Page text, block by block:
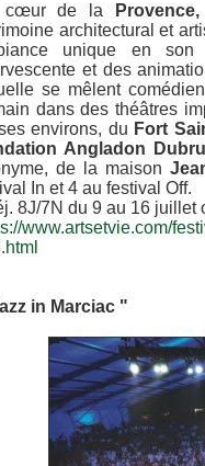
cœur de la
architectural et
unique en
et des
se mêlent
dans des théâtres
environs, du Fort
Angladon
de la maison
In et 4 au festival Off.
8J/7N du 9 au 16 juillet
www.artsetvie.com/
in Marciac "